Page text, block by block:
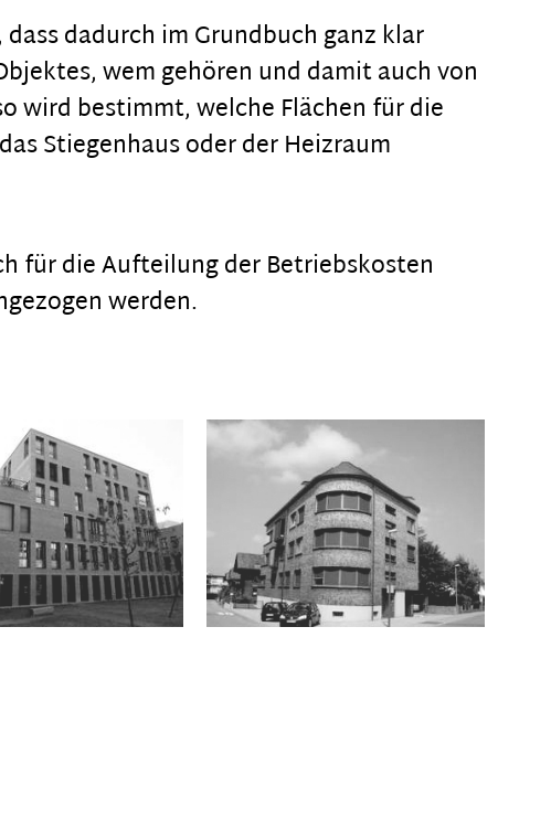
dadurch im Grundbuch ganz klar
wem gehören und damit auch von
wird bestimmt, welche Flächen für die
Stiegenhaus oder der Heizraum
für die Aufteilung der Betriebskosten
werden.